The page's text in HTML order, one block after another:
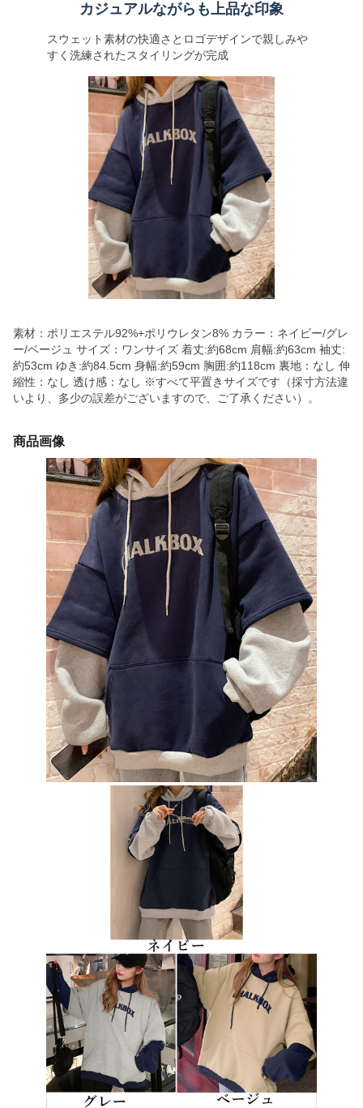
カジュアルながらも上品な印象
スウェット素材の快適さとロゴデザインで親しみや
すく洗練されたスタイリングが完成
素材：ポリエステル92%+ポリウレタン8% カラー：ネイビー/グレ
ー/ベージュ サイズ：ワンサイズ 着丈:約68cm 肩幅:約63cm 袖丈:
約53cm ゆき:約84.5cm 身幅:約59cm 胸囲:約118cm 裏地：なし 伸
縮性：なし 透け感：なし ※すべて平置きサイズです（採寸方法違
いより、多少の誤差がございますので、ご了承ください）。
商品画像